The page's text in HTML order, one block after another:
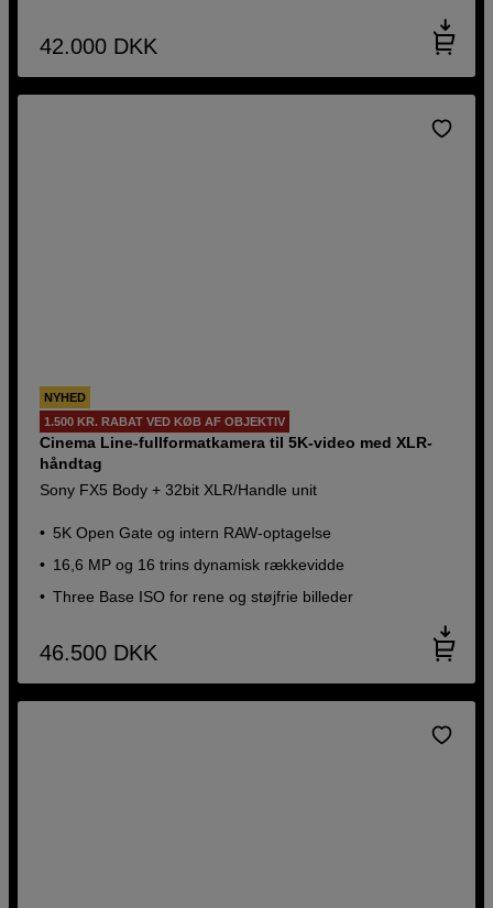
42.000 DKK
NYHED
1.500 KR. RABAT VED KØB AF OBJEKTIV
Cinema Line-fullformatkamera til 5K-video med XLR-
håndtag
Sony FX5 Body + 32bit XLR/Handle unit
5K Open Gate og intern RAW-optagelse
16,6 MP og 16 trins dynamisk rækkevidde
Three Base ISO for rene og støjfrie billeder
46.500 DKK